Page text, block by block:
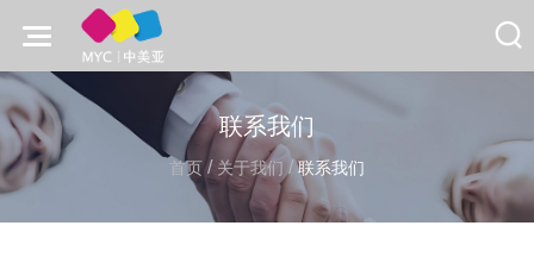
联系我们
首页/ 关于我们 /联系我们